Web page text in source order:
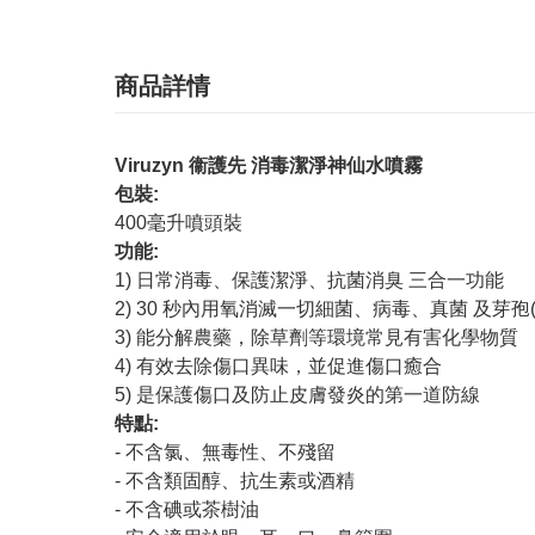
商品詳情
Viruzyn 衞護先 消毒潔淨神仙水噴霧
包裝:
400毫升噴頭裝
功能:
1) 日常消毒、保護潔淨、抗菌消臭 三合一功能
2) 30 秒內用氧消滅一切細菌、病毒、真菌 及芽
3) 能分解農藥，除草劑等環境常見有害化學物質
4) 有效去除傷口異味，並促進傷口癒合
5) 是保護傷口及防止皮膚發炎的第一道防線
特點:
- 不含氯、無毒性、不殘留
- 不含類固醇、抗生素或酒精
- 不含碘或茶樹油